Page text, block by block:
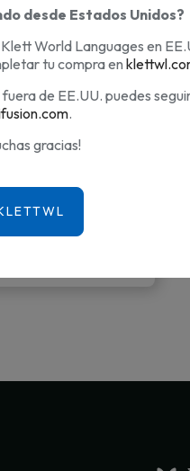
Suscripción
desde Estados Unidos?
World Languages en
tu compra en
de EE.UU. puedes
.
gracias!